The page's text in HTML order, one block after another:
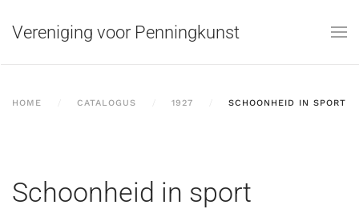
Skip to main content
Vereniging voor Penningkunst
HOME CATALOGUS 1927 SCHOONHEID IN SPORT
Schoonheid in sport